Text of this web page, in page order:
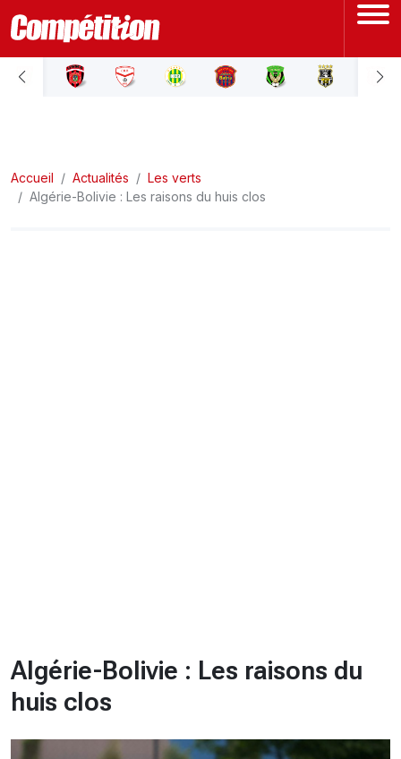
ACCUEIL
LIGUE 2
Accueil Actualités
Les verts
Algérie-Bolivie : Les raisons du huis clos
Algérie-Bolivie : Les raisons du
huis clos